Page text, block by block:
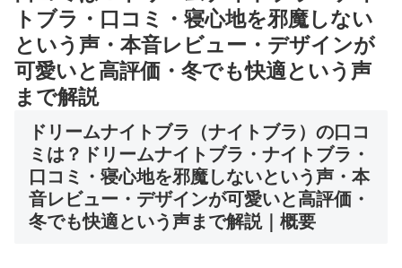
トブラ・口コミ・寝心地を邪魔しない
という声・本音レビュー・デザインが
可愛いと高評価・冬でも快適という声
まで解説
ドリームナイトブラ（ナイトブラ）の口コ
ミは？ドリームナイトブラ・ナイトブラ・
口コミ・寝心地を邪魔しないという声・本
音レビュー・デザインが可愛いと高評価・
冬でも快適という声まで解説｜概要